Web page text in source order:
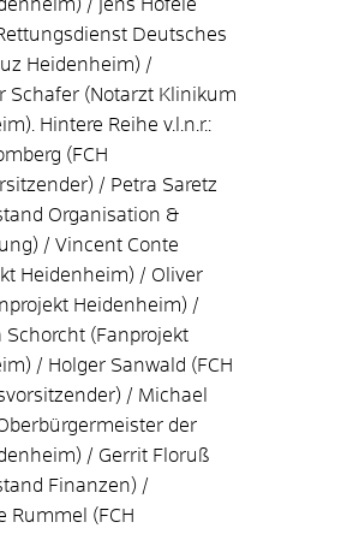
/ Jens Hofele
Deutsches
Heidenheim) /
Schafer (Notarzt Klinikum
Hintere Reihe v.l.n.r.:
(FCH
/ Petra Saretz
Organisation &
/ Vincent Conte
Heidenheim) / Oliver
Heidenheim) /
Schorcht (Fanprojekt
/ Holger Sanwald (FCH
/ Michael
der
/ Gerrit Floruß
Finanzen) /
Rummel (FCH